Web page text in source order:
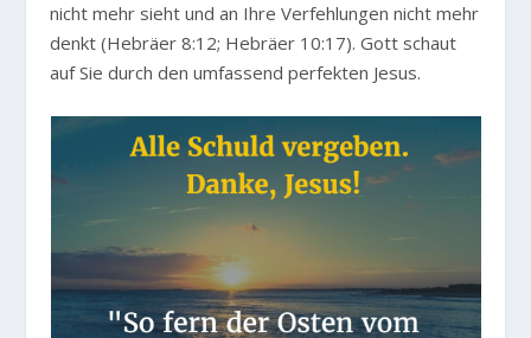
nicht mehr sieht und an Ihre Verfehlungen nicht mehr
denkt (Hebräer 8:12; Hebräer 10:17). Gott schaut
auf Sie durch den umfassend perfekten Jesus.